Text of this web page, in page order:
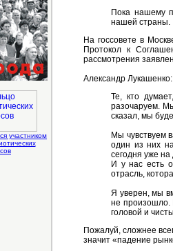
участником
Пока нашему
нашей страны.
На госсовете в
Протокол к
рассмотрения
Александр Лукашенко:
Те, кто
разочаруем.
сказал, мы
Мы чувствуем
один из них
сегодня уже
И у нас есть
отрасль,
Я уверен, мы
не произошло.
головой и
Пожалуй, сложнее
значит «падение